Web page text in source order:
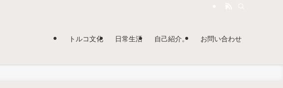
トルコ文化 日常生活 自己紹介。 お問い合わせ